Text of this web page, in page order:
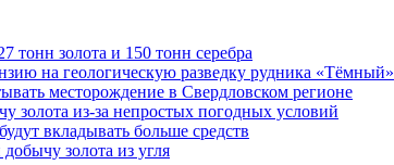
тонн золота и 150 тонн серебра
на геологическую разведку рудника «Тёмный»
месторождение в Свердловском регионе
золота из-за непростых погодных условий
вкладывать больше средств
золота из угля